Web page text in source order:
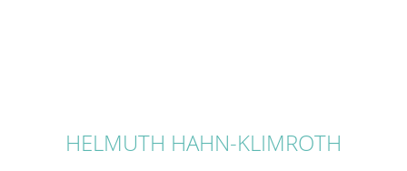
HELMUTH HAHN-KLIMROTH